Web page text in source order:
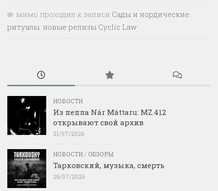
мимо проходил к записи Сады и нордические
ритуалы: новые релизы Cyclic Law
НОВОСТИ
Из пепла Nár Máttaru: MZ.412
открывают свой архив
31/07/2026
НОВОСТИ/ ОБЗОРЫ
Тарковский, музыка, смерть
26/07/2026